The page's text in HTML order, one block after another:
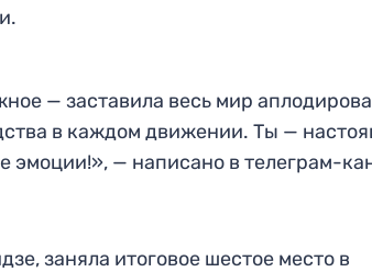
— заставила весь мир
в каждом движении. Ты —
эмоции!», — написано в телеграм-
заняла итоговое шестое место в